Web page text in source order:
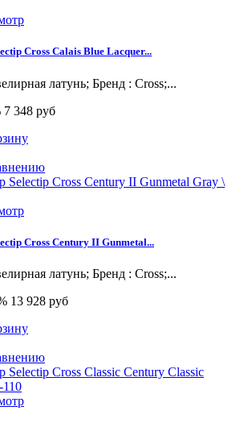
Cross Calais Blue Lacquer...
латунь; Бренд : Cross;...
7 348 руб
Cross Century II Gunmetal...
латунь; Бренд : Cross;...
13 928 руб